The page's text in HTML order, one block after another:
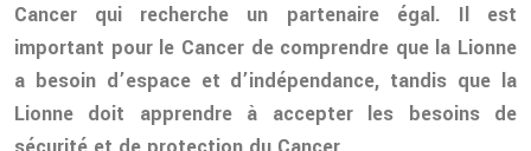
Cancer qui recherche un partenaire égal. Il est
important pour le Cancer de comprendre que la Lionne
a besoin d’espace et d’indépendance, tandis que la
Lionne doit apprendre à accepter les besoins de